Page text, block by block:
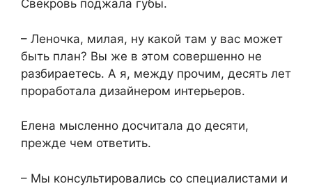
Свекровь поджала губы.
– Леночка, милая, ну какой там у вас может
быть план? Вы же в этом совершенно не
разбираетесь. А я, между прочим, десять лет
проработала дизайнером интерьеров.
Елена мысленно досчитала до десяти,
прежде чем ответить.
– Мы консультировались со специалистами и